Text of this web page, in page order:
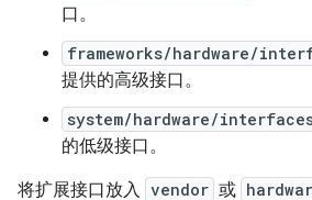
口。
frameworks/hardware/
提供的高级接口。
system/hardware/
的低级接口。
将扩展接口放入 vendor 或